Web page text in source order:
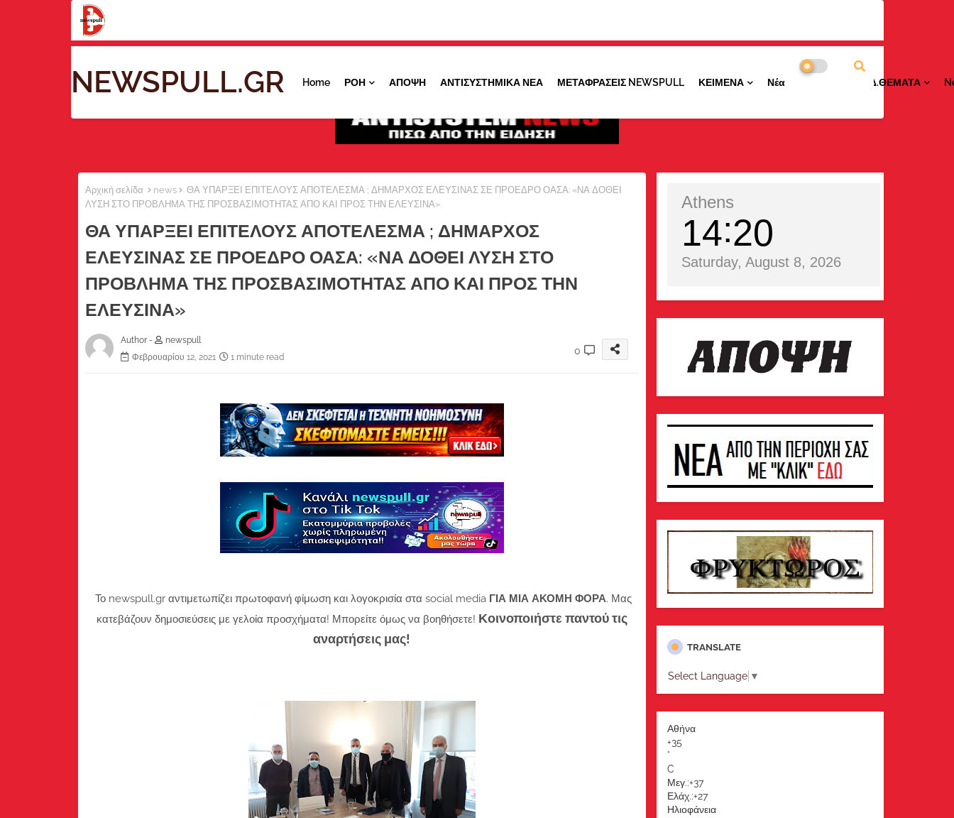
NEWSPULL.GR Home ΡΟΗ ΑΠΟΨΗ ΑΝΤΙΣΥΣΤΗΜΙΚΑ ΝΕΑ ΜΕΤΑΦΡΑΣΕΙΣ NEWSPULL ΚΕΙΜΕΝΑ ΝέαΠΕΡΙΟΧΩΝ ΕΙΔ.ΘΕΜΑΤΑ
Αρχική σελίδα news
ΘΑ ΥΠΑΡΞΕΙ ΕΠΙΤΕΛΟΥΣ ΑΠΟΤΕΛΕΣΜΑ ; ΔΗΜΑΡΧΟΣ ΕΛΕΥΣΙΝΑΣ ΣΕ ΠΡΟΕΔΡΟ ΟΑΣΑ: «ΝΑ ΔΟΘΕΙ
ΛΥΣΗ ΣΤΟ ΠΡΟΒΛΗΜΑ ΤΗΣ ΠΡΟΣΒΑΣΙΜΟΤΗΤΑΣ ΑΠΟ ΚΑΙ ΠΡΟΣ ΤΗΝ ΕΛΕΥΣΙΝΑ»
ΘΑ ΥΠΑΡΞΕΙ ΕΠΙΤΕΛΟΥΣ ΑΠΟΤΕΛΕΣΜΑ ; ΔΗΜΑΡΧΟΣ
ΕΛΕΥΣΙΝΑΣ ΣΕ ΠΡΟΕΔΡΟ ΟΑΣΑ: «ΝΑ ΔΟΘΕΙ ΛΥΣΗ ΣΤΟ
ΠΡΟΒΛΗΜΑ ΤΗΣ ΠΡΟΣΒΑΣΙΜΟΤΗΤΑΣ ΑΠΟ ΚΑΙ ΠΡΟΣ ΤΗΝ
ΕΛΕΥΣΙΝΑ»
Author -
newspull
Φεβρουαρίου 12, 2021
1 minute read
0
Το newspull.gr αντιμετωπίζει πρωτοφανή φίμωση και λογοκρισία στα social media ΓΙΑ ΜΙΑ ΑΚΟΜΗ ΦΟΡΑ. Μας
κατεβάζουν δημοσιεύσεις με γελοία προσχήματα! Μπορείτε όμως να βοηθήσετε! Κοινοποιήστε παντού τις
αναρτήσεις μας!
Athens
14 20
Saturday, August 8, 2026
TRANSLATE
Select Language ▼
Αθήνα
+35
°
C
Μεγ.:+37
Ελάχ.:+27
Ηλιοφάνεια
λαμβάνετε ειδοποιήσεις για σημαντικά θέματά